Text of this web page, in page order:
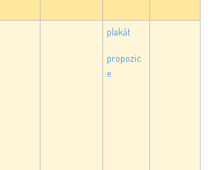
plakát
propozic
e